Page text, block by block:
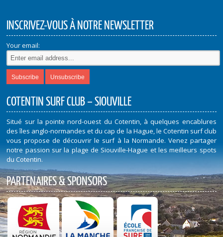
INSCRIVEZ-VOUS À NOTRE NEWSLETTER
Your email:
COTENTIN SURF CLUB – SIOUVILLE
Situé sur la pointe nord-ouest du Cotentin, à quelques encablures
des îles anglo-normandes et du cap de la Hague, le Cotentin surf club
vous propose de découvrir le surf à la Normande. Venez partager
notre passion sur la plage de Siouville-Hague et les meilleurs spots
du Cotentin.
PARTENAIRES & SPONSORS